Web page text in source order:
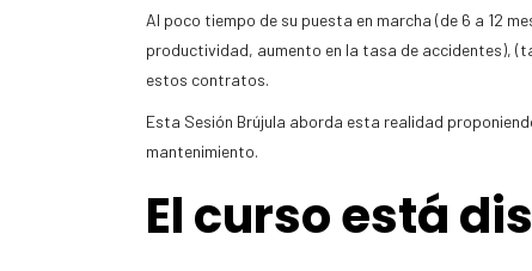
Al poco tiempo de su puesta en marcha (de 6 a 12
productividad, aumento en la tasa de accidentes),
estos contratos.
Esta Sesión Brújula aborda esta realidad
mantenimiento.
El curso está